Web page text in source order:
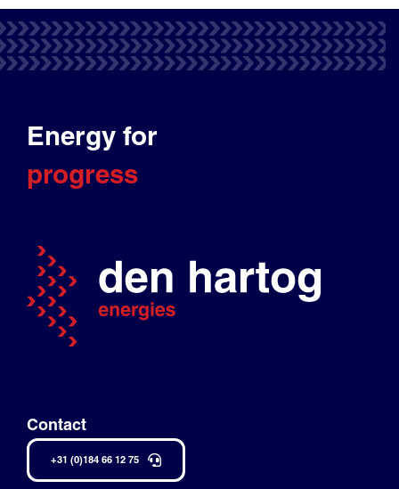
Energy for
progress
Contact
+31 (0)184 66 12 75